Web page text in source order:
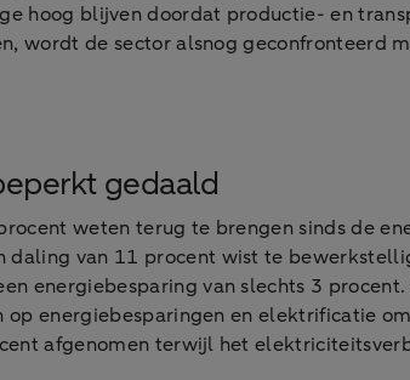
hoog blijven doordat productie- en
wordt de sector alsnog geconfronteerd
gedaald
weten terug te brengen sinds de
van 11 procent wist te
energiebesparing van slechts 3
energiebesparingen en elektrificatie
afgenomen terwijl het